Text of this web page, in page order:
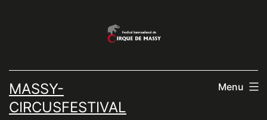
MASSY-
CIRCUSFESTIVAL
Menu